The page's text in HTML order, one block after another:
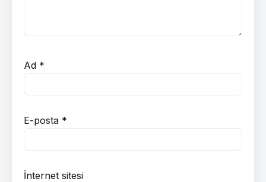
Ad *
E-posta *
İnternet sitesi